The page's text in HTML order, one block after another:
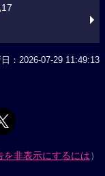
17
：2026-07-29 11:49:13
を非表示にするには）